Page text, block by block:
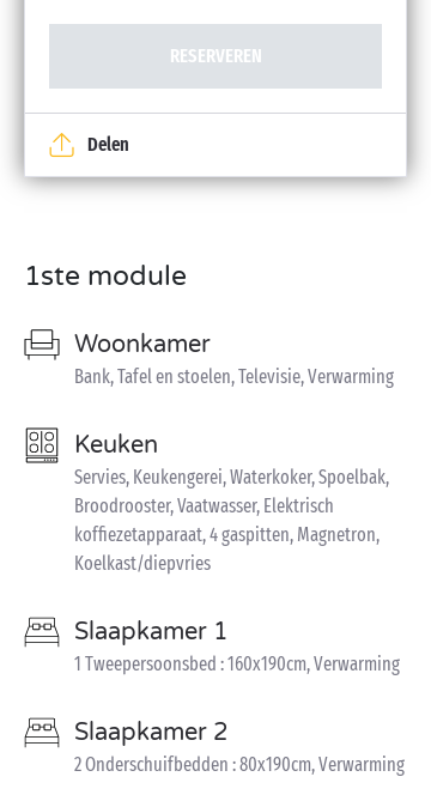
RESERVEREN
Delen
1ste module
Woonkamer
Bank, Tafel en stoelen, Televisie, Verwarming
Keuken
Servies, Keukengerei, Waterkoker, Spoelbak,
Broodrooster, Vaatwasser, Elektrisch
koffiezetapparaat, 4 gaspitten, Magnetron,
Koelkast/diepvries
Slaapkamer 1
1 Tweepersoonsbed : 160x190cm, Verwarming
Slaapkamer 2
2 Onderschuifbedden : 80x190cm, Verwarming